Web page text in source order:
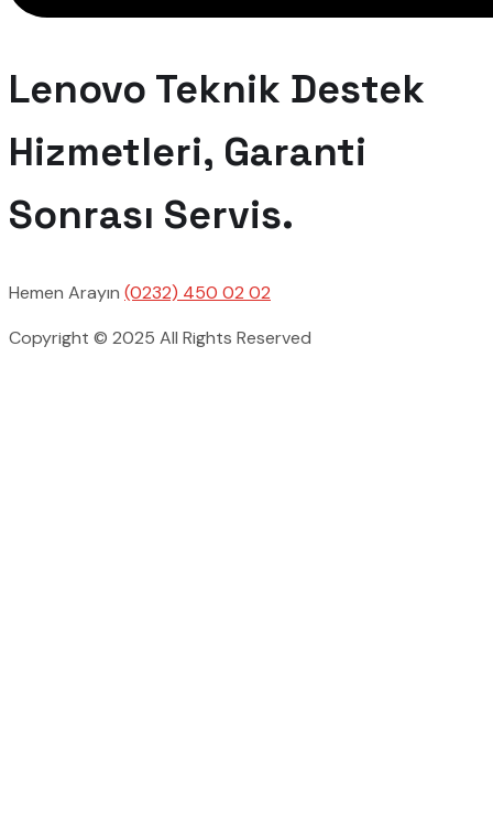
Lenovo Teknik Destek
Hizmetleri, Garanti
Sonrası Servis.
Hemen Arayın (0232) 450 02 02
Copyright © 2025 All Rights Reserved